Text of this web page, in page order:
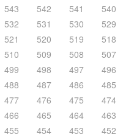
543 542 541
540
532 531 530
529
521 520 519
518
510 509 508
507
499 498 497
496
488 487 486
485
477 476 475
474
466 465 464
463
455 454 453
452